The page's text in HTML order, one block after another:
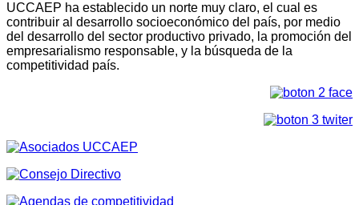
UCCAEP ha establecido un norte muy claro, el cual es
contribuir al desarrollo socioeconómico del país, por medio
del desarrollo del sector productivo privado, la promoción del
empresarialismo responsable, y la búsqueda de la
competitividad país.